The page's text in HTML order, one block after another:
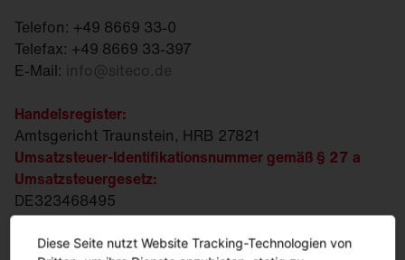
Telefon: +49 8669 33-0
Telefax: +49 8669 33-397
E-Mail: info@siteco.de
Handelsregister:
Amtsgericht Traunstein, HRB 27821
Umsatzsteuer-Identifikationsnummer gemäß § 27 a
Umsatzsteuergesetz:
DE323468495
Steuer-Nr.:163/115/30538
WEEE/EAR-Reg.-Nr.:DE 88203383
Diese Seite nutzt Website Tracking-Technologien von